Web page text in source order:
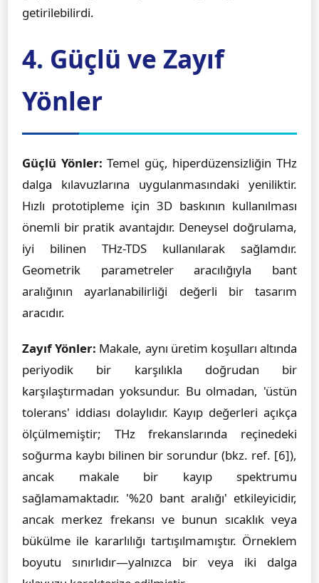
getirilebilirdi.
4. Güçlü ve Zayıf
Yönler
Güçlü Yönler: Temel güç, hiperdüzensizliğin THz
dalga kılavuzlarına uygulanmasındaki yeniliktir.
Hızlı prototipleme için 3D baskının kullanılması
önemli bir pratik avantajdır. Deneysel doğrulama,
iyi bilinen THz-TDS kullanılarak sağlamdır.
Geometrik parametreler aracılığıyla bant
aralığının ayarlanabilirliği değerli bir tasarım
aracıdır.
Zayıf Yönler: Makale, aynı üretim koşulları altında
periyodik bir karşılıkla doğrudan bir
karşılaştırmadan yoksundur. Bu olmadan, 'üstün
tolerans' iddiası dolaylıdır. Kayıp değerleri açıkça
ölçülmemiştir; THz frekanslarında reçinedeki
soğurma kaybı bilinen bir sorundur (bkz. ref. [6]),
ancak makale bir kayıp spektrumu
sağlamamaktadır. '%20 bant aralığı' etkileyicidir,
ancak merkez frekansı ve bunun sıcaklık veya
bükülme ile kararlılığı tartışılmamıştır. Örneklem
boyutu sınırlıdır—yalnızca bir veya iki dalga